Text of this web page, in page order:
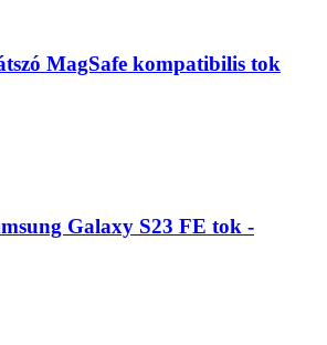
MagSafe kompatibilis tok
Galaxy S23 FE tok -